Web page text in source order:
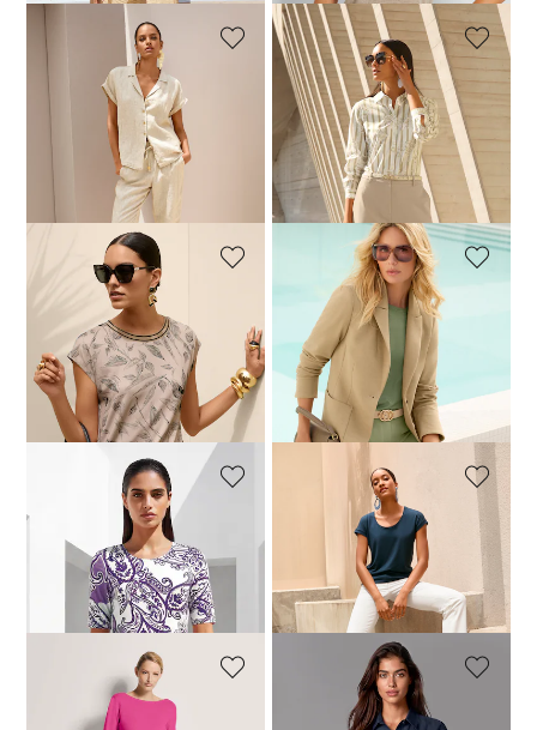
MADELEINE
139,95 €
30-Tage-Bestpreis**: 129,95 €
MADELEINE
Baumwollbluse im Mustermix
69,95 €129,95 €
30-Tage-Bestpreis**: 79,95 € (-12%)
Shirt mit Blätterprint und Ringelblende
29,95 €79,95 €
MADELEINE
Zeitloser Businessblazer
139,95 €259,95 €
30-Tage-Bestpreis**: 229,95 €
(-39%)
Shirt mit Paisley-Muster
69,95 €
30-Tage-Bestpreis**: 69,95 €
MADELEINE
89,95 €
+15 Farbe
MADELEINE
MADELEINE